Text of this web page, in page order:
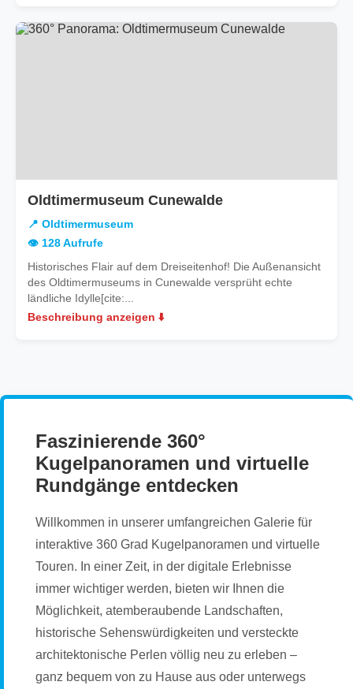
Oldtimermuseum Cunewalde
📍 Oldtimermuseum
👁️ 128 Aufrufe
Historisches Flair auf dem Dreiseitenhof! Die Außenansicht
des Oldtimermuseums in Cunewalde versprüht echte
ländliche Idylle[cite:...
Beschreibung anzeigen ⬇️
Faszinierende 360°
Kugelpanoramen und virtuelle
Rundgänge entdecken
Willkommen in unserer umfangreichen Galerie für
interaktive 360 Grad Kugelpanoramen und virtuelle
Touren. In einer Zeit, in der digitale Erlebnisse
immer wichtiger werden, bieten wir Ihnen die
Möglichkeit, atemberaubende Landschaften,
historische Sehenswürdigkeiten und versteckte
architektonische Perlen völlig neu zu erleben –
ganz bequem von zu Hause aus oder unterwegs